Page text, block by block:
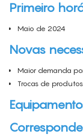
Primeiro
Maio de 2024
Novas
Maior demanda
Trocas de